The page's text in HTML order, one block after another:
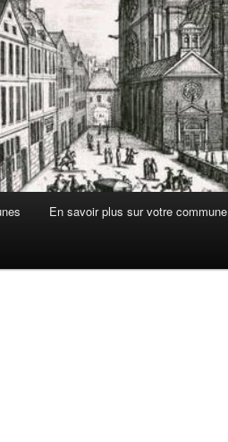
En savoir plus sur votre commune